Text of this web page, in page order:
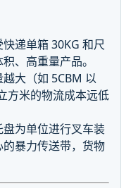
快递单箱 30KG 和尺
、高重量产品。
大（如 5CBM 以
方米的物流成本远低
盘为单位进行叉车装
暴力传送带，货物